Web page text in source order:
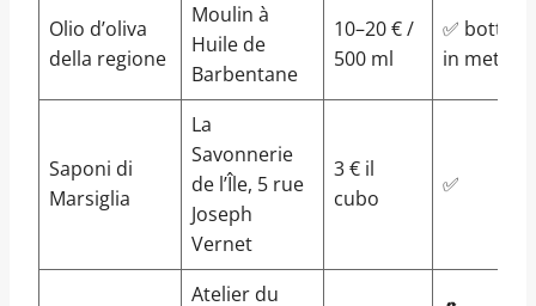
Olio d’oliva
della regione
Moulin à
Huile de
Barbentane
10–20 € /
500 ml
✅
in metallo
Saponi di
Marsiglia
La
Savonnerie
de l’Île, 5 rue
Joseph
Vernet
3 € il
cubo
✅
Atelier du